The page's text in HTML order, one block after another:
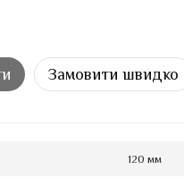
Замовити швидко
120 мм